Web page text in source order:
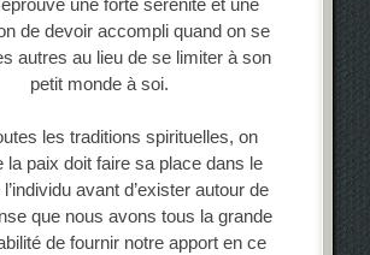
de devoir accompli quand on se
autres au lieu de se limiter à son
petit monde à soi.
les traditions spirituelles, on
la paix doit faire sa place dans le
avant d’exister autour de
que nous avons tous la grande
de fournir notre apport en ce